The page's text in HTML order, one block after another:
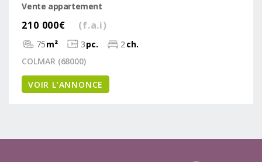
Vente appartement
210 000€ (f.a.i)
75m² 3pc. 2ch.
COLMAR (68000)
VOIR L’ANNONCE